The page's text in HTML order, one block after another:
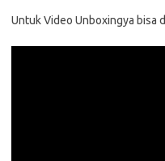
Untuk Video Unboxingya bisa